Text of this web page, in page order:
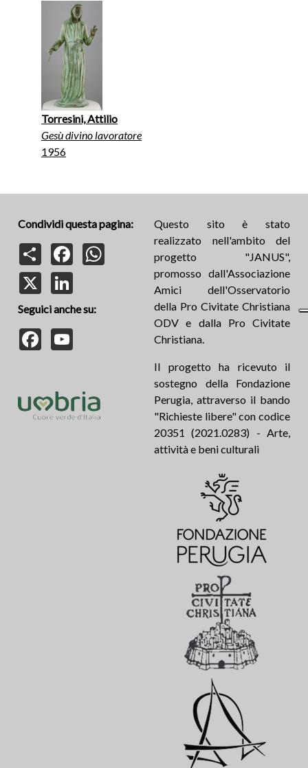
Torresini, Attilio
Gesù divino lavoratore
1956
Condividi questa pagina:
Share
FacebookWhatsApp
Seguici anche su:
Facebook
Questo sito è stato
realizzato nell'ambito del
progetto "JANUS",
promosso dall'Associazione
Amici dell'Osservatorio
della Pro Civitate Christiana
ODV e dalla Pro Civitate
Christiana.
Il progetto ha ricevuto il
sostegno della Fondazione
Perugia, attraverso il bando
"Richieste libere" con codice
20351 (2021.0283) - Arte,
attività e beni culturali